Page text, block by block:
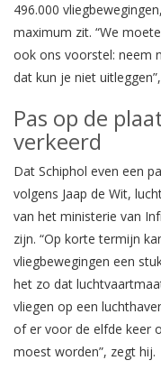
496.000
maximum zit. “We
ook ons voorstel: neem
dat kun je niet
Pas op de
verkeerd
Dat Schiphol even een
volgens Jaap de Wit,
van het ministerie van
zijn. “Op korte termijn
vliegbewegingen een
het zo dat
vliegen op een
of er voor de elfde keer
moest worden”, zegt hij.